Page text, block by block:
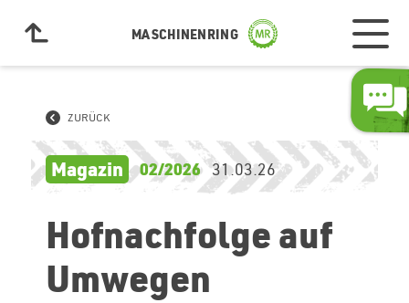
MASCHINENRING
ZURÜCK
Magazin 02/2026 31.03.26
Hofnachfolge auf
Umwegen